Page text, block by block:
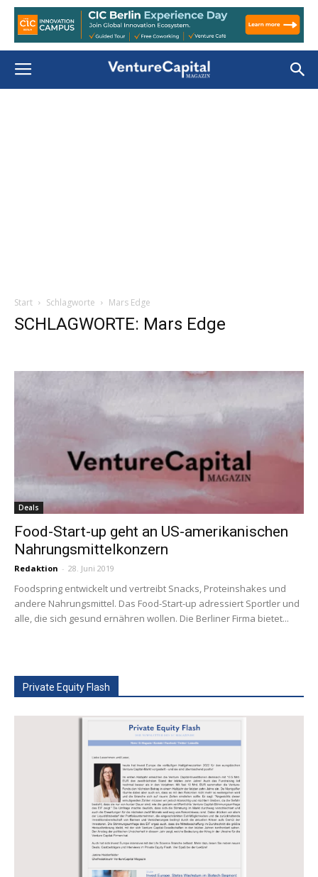
Start Schlagworte Mars Edge
SCHLAGWORTE: Mars Edge
Deals
Food-Start-up geht an US-amerikanischen
Nahrungsmittelkonzern
Redaktion - 28. Juni 2019
Foodspring entwickelt und vertreibt Snacks, Proteinshakes und
andere Nahrungsmittel. Das Food-Start-up adressiert Sportler und
alle, die sich gesund ernähren wollen. Die Berliner Firma bietet...
Private Equity Flash